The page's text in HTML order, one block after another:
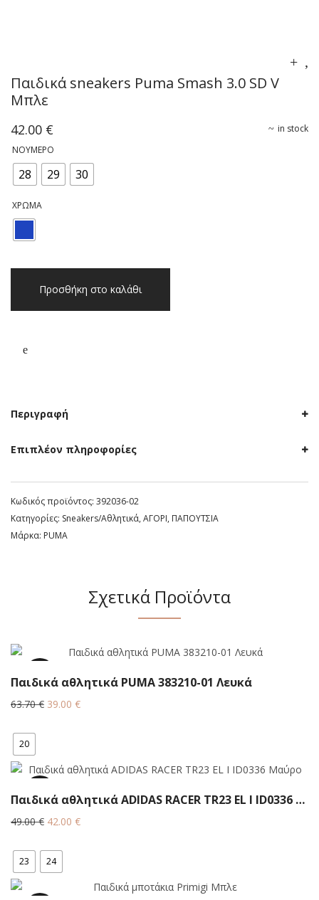
Παιδικά sneakers Puma Smash 3.0 SD V
Μπλε
in stock
42.00 €
ΝΟΎΜΕΡΟ
28 29 30
ΧΡΏΜΑ
sneakers
Puma
ποσότητα
Προσθήκη στο καλάθι
Περιγραφή
Επιπλέον πληροφορίες
Κωδικός προϊόντος: 392036-02
Κατηγορίες: Sneakers/Aθλητικά, ΑΓΟΡΙ, ΠΑΠΟΥΤΣΙΑ
Μάρκα: PUMA
Σχετικά Προϊόντα
Παιδικά αθλητικά PUMA 383210-01 Λευκά
63.70€ Original
39.00 €Η
20
Παιδικά αθλητικά ADIDAS RACER TR23 EL I ID0336 Μαύρο
49.00€ Original
was:
49.00 €.
42.00 €Η
23 24